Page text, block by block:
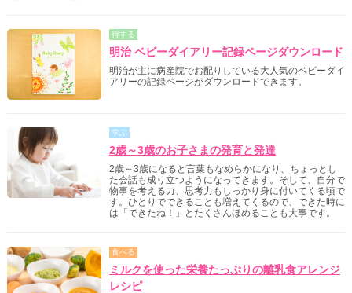
得する
明治 ベビーダイアリー記録ページダウンロード
明治が主に病産院でお配りしている大人気のベビーダイ
アリーの記録ページがダウンロードできます。
学ぶ
2歳～3歳のお子さまの発育と発達
2歳～3歳になると言葉もなめらかになり、ちょっとし
た会話も成り立つようになってきます。そして、自分で
物事を考える力、思考力もしっかり身に付いてくる頃で
す。ひとりでできることも増えてくるので、できた時に
は「できたね！」とたくさんほめることも大事です。
食べる
ミルクを使った栄養たっぷりの離乳食アレンジ
レシピ